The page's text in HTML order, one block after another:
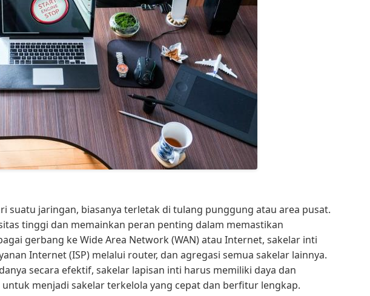
suatu jaringan, biasanya terletak di tulang punggung atau area pusat.
tinggi dan memainkan peran penting dalam memastikan
gerbang ke Wide Area Network (WAN) atau Internet, sakelar inti
Internet (ISP) melalui router, dan agregasi semua sakelar lainnya.
secara efektif, sakelar lapisan inti harus memiliki daya dan
menjadi sakelar terkelola yang cepat dan berfitur lengkap.